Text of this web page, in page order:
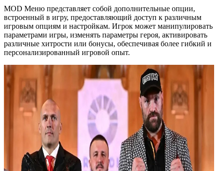
MOD Меню представляет собой дополнительные опции,
встроенный в игру, предоставляющий доступ к различным
игровым опциям и настройкам. Игрок может манипулировать
параметрами игры, изменять параметры героя, активировать
различные хитрости или бонусы, обеспечивая более гибкий и
персонализированный игровой опыт.